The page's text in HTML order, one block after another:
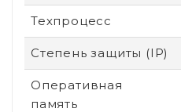
Техпроцесс
Степень защиты (IP)
Оперативная
память